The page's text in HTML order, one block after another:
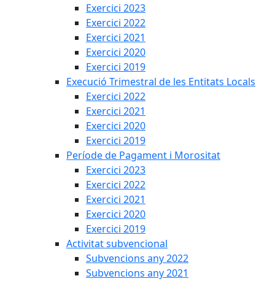
Exercici 2023
Exercici 2022
Exercici 2021
Exercici 2020
Exercici 2019
Execució Trimestral de les Entitats Locals
Exercici 2022
Exercici 2021
Exercici 2020
Exercici 2019
Període de Pagament i Morositat
Exercici 2023
Exercici 2022
Exercici 2021
Exercici 2020
Exercici 2019
Activitat subvencional
Subvencions any 2022
Subvencions any 2021